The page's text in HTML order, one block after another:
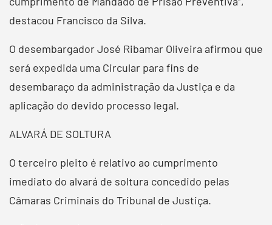
destacou Francisco da Silva.
O desembargador José Ribamar Oliveira afirmou que
será expedida uma Circular para fins de
desembaraço da administração da Justiça e da
aplicação do devido processo legal.
ALVARÁ DE SOLTURA
O terceiro pleito é relativo ao cumprimento
imediato do alvará de soltura concedido pelas
Câmaras Criminais do Tribunal de Justiça.